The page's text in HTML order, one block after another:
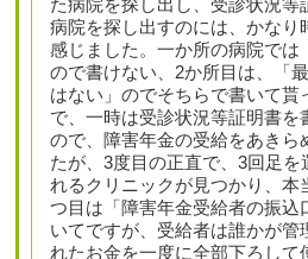
た病院を探し出し、受診状況等
病院を探し出すのには、かなり
感じました。一か所の病院では
ので書けない、2か所目は、「
はない」のでそちらで書いて貰
で、一時は受診状況等証明書を
ので、障害年金の受給をあきら
たが、3度目の正直で、3回足を
れるクリニックが見つかり、本
つ目は「障害年金受給者の振込
いてですが、受給者は誰かが管
れたお金を一度に全部下ろして